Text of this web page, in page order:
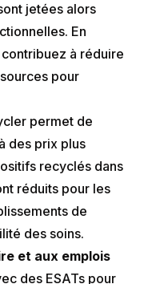
jetées alors
En
à réduire
pour
permet de
des prix plus
recyclés dans
réduits pour les
de
des soins​.
et aux emplois
des ESATs pour